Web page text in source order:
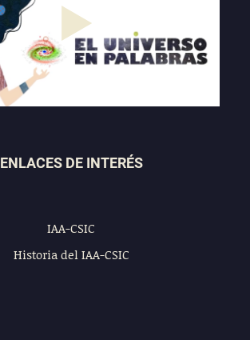
02:59
Mute Settings
Enter
Play
ENLACES DE INTERÉS
IAA-CSIC
Historia del IAA-CSIC